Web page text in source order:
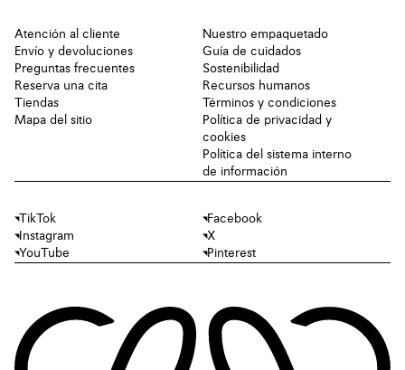
Atención al cliente
Envío y devoluciones
Preguntas frecuentes
Reserva una cita
Tiendas
Mapa del sitio
Nuestro empaquetado
Guía de cuidados
Sostenibilidad
Recursos humanos
Términos y condiciones
Política de privacidad y
cookies
Política del sistema interno
de información
TikTok
Facebook
Instagram
X
YouTube
Pinterest